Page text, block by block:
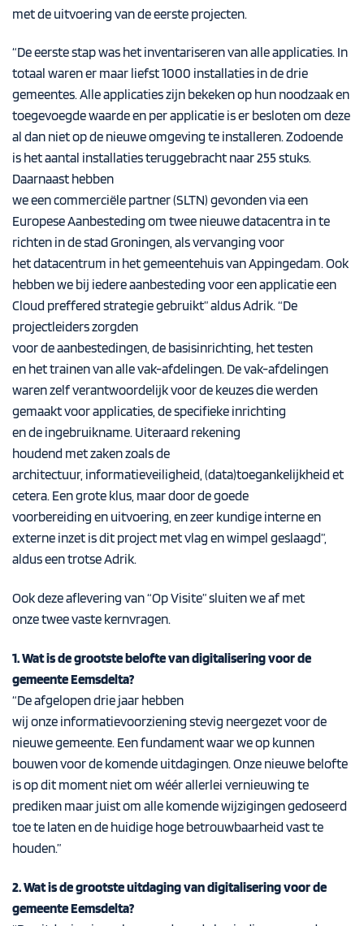
met de uitvoering van de eerste projecten.
“De eerste stap was het inventariseren van alle applicaties. In
totaal waren er maar liefst 1000 installaties in de drie
gemeentes. Alle applicaties zijn bekeken op hun noodzaak en
toegevoegde waarde en per applicatie is er besloten om deze
al dan niet op de nieuwe omgeving te installeren. Zodoende
is het aantal installaties teruggebracht naar 255 stuks.
Daarnaast hebben
we een commerciële partner (SLTN) gevonden via een
Europese Aanbesteding om twee nieuwe datacentra in te
richten in de stad Groningen, als vervanging voor
het datacentrum in het gemeentehuis van Appingedam. Ook
hebben we bij iedere aanbesteding voor een applicatie een
Cloud preffered strategie gebruikt” aldus Adrik. “De
projectleiders zorgden
voor de aanbestedingen, de basisinrichting, het testen
en het trainen van alle vak-afdelingen. De vak-afdelingen
waren zelf verantwoordelijk voor de keuzes die werden
gemaakt voor applicaties, de specifieke inrichting
en de ingebruikname. Uiteraard rekening
houdend met zaken zoals de
architectuur, informatieveiligheid, (data)toegankelijkheid et
cetera. Een grote klus, maar door de goede
voorbereiding en uitvoering, en zeer kundige interne en
externe inzet is dit project met vlag en wimpel geslaagd”,
aldus een trotse Adrik.
Ook deze aflevering van “Op Visite” sluiten we af met
onze twee vaste kernvragen.
1. Wat is de grootste belofte van digitalisering voor de
gemeente Eemsdelta?
“De afgelopen drie jaar hebben
wij onze informatievoorziening stevig neergezetvoor de
nieuwe gemeente. Een fundament waar we op kunnen
bouwen voor de komende uitdagingen.Onze nieuwe belofte
isop dit moment niet om wéér allerlei vernieuwing te
prediken maar juist om alle komende wijzigingengedoseerd
toe te laten en de huidige hoge betrouwbaarheid vast te
houden.”
2. Wat is de grootste uitdaging van digitalisering voor de
gemeente Eemsdelta?